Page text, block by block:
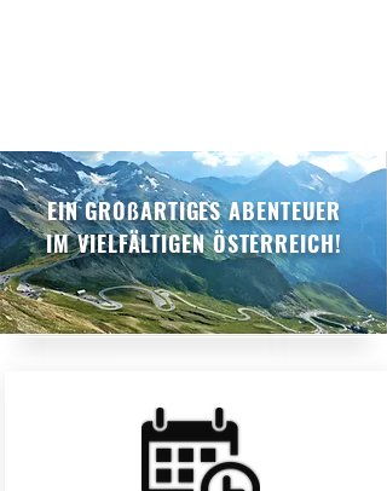
EIN GROßARTIGES ABENTEUER
IM VIELFÄLTIGEN ÖSTERREICH!
All rights reserved